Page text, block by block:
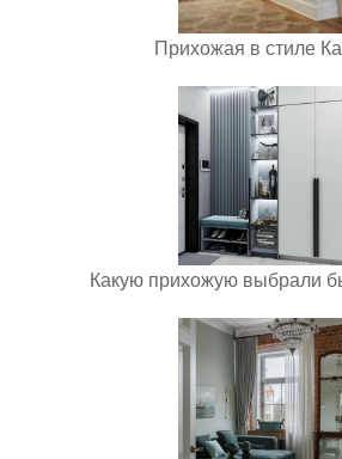
Прихожая в стиле
Какую прихожую выбрали